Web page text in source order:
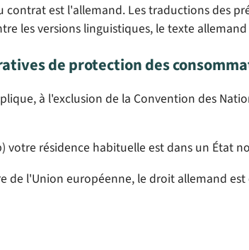
est l'allemand. Les traductions des
les versions linguistiques, le texte
de protection des
à l'exclusion de la Convention des
votre résidence habituelle est dans un État
de l'Union européenne, le droit allemand